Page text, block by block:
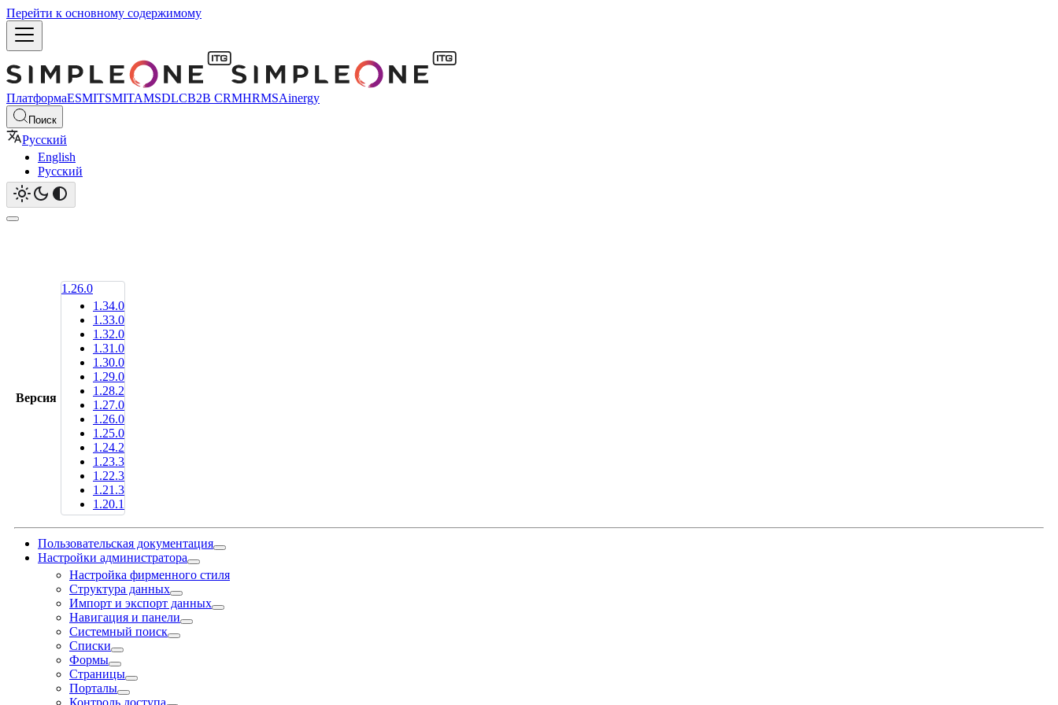
Перейти к основному содержимому
ПлатформаESMITSMITAMSDLCB2B CRMHRMSAinergy
Поиск
Русский
English
Русский
Версия
1.26.0
1.34.0
1.33.0
1.32.0
1.31.0
1.30.0
1.29.0
1.28.2
1.27.0
1.26.0
1.25.0
1.24.2
1.23.3
1.22.3
1.21.3
1.20.1
Пользовательская документация
Настройки администратора
Настройка фирменного стиля
Структура данных
Импорт и экспорт данных
Навигация и панели
Системный поиск
Списки
Формы
Страницы
Порталы
Контроль доступа